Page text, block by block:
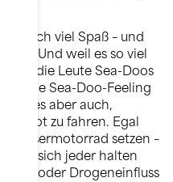
viel Spaß – und
Und weil es so viel
dass die Leute Sea-Doos
Sea-Doo-Feeling
es aber auch,
zu fahren. Egal
Wassermotorrad setzen –
die sich jeder halten
oder Drogeneinfluss